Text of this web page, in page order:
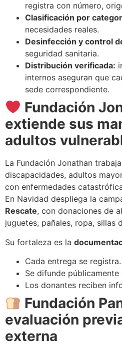
registra con número,
Clasificación por
necesidades reales.
Desinfección y control
seguridad sanitaria.
Distribución verificada:
internos aseguran que
sede correspondiente.
Fundación
extiende sus
adultos
La Fundación Jonathan
discapacidades, adultos
con enfermedades
En Navidad despliega la
Rescate, con donaciones de
juguetes, pañales, ropa, sillas
Su fortaleza es la
Cada entrega se registra.
Se difunde públicamente
Los donantes reciben
Fundación
evaluación
externa